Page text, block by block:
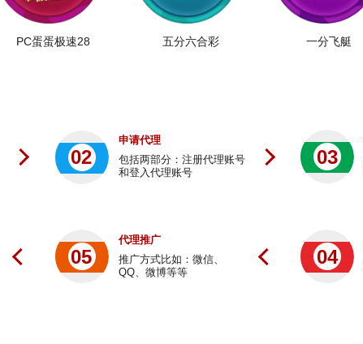
PC蛋蛋极速28 五分六合彩 一分飞艇
02
申请代理
包括两部分：注册代理账号
和登入代理账号
03
05
代理推广
推广方式比如：微信、
QQ、微博等等
04